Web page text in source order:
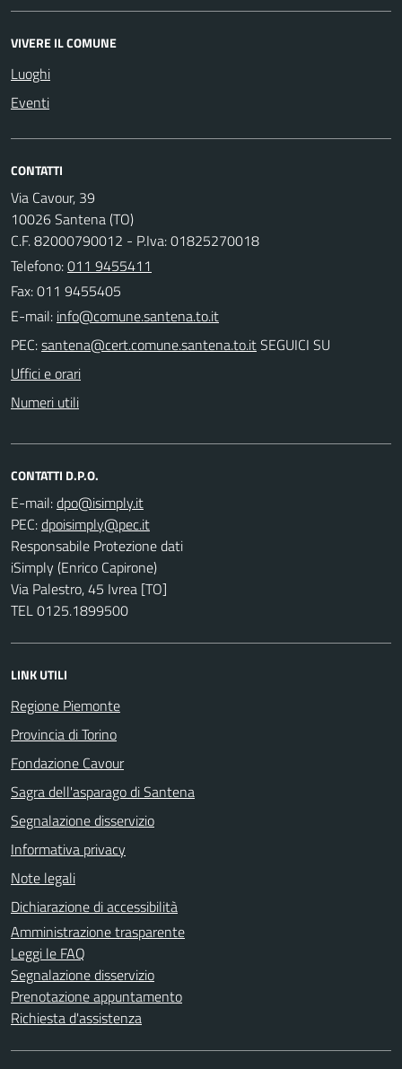
VIVERE IL COMUNE
Luoghi
Eventi
CONTATTI
Via Cavour, 39
10026 Santena (TO)
C.F. 82000790012 - P.Iva: 01825270018
Telefono:011 9455411
Fax: 011 9455405
E-mail:
PEC:
SEGUICI SU
Uffici e orari
Numeri utili
CONTATTI D.P.O.
E-mail:
PEC:
Responsabile Protezione dati
iSimply (Enrico Capirone)
Via Palestro, 45 Ivrea [TO]
TEL 0125.1899500
LINK UTILI
Regione Piemonte
Provincia di Torino
Fondazione Cavour
Sagra dell'asparago di Santena
Segnalazione disservizio
Informativa privacy
Note legali
Dichiarazione di accessibilità
Amministrazione trasparente
Leggi le FAQ
Segnalazione disservizio
Prenotazione appuntamento
Richiesta d'assistenza